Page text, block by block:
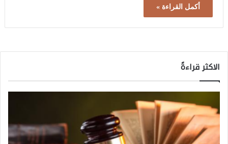
أكمل القراءة »
الاكثر قراءةً